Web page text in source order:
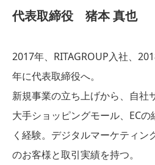
代表取締役 猪本 真也
2017年、RITAGROUP入社、
年に代表取締役へ。
新規事業の立ち上げから、自社
大手ショッピングモール、EC
く経験。デジタルマーケティン
のお客様と取引実績を持つ。